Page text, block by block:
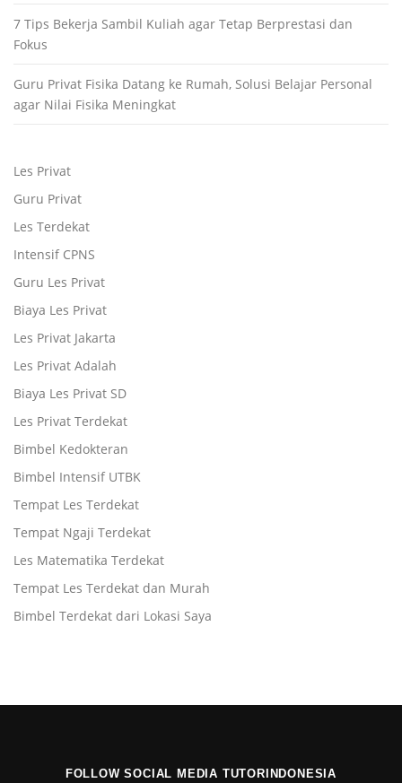
7 Tips Bekerja Sambil Kuliah agar Tetap Berprestasi dan
Fokus
Guru Privat Fisika Datang ke Rumah, Solusi Belajar Personal
agar Nilai Fisika Meningkat
Les Privat
Guru Privat
Les Terdekat
Intensif CPNS
Guru Les Privat
Biaya Les Privat
Les Privat Jakarta
Les Privat Adalah
Biaya Les Privat SD
Les Privat Terdekat
Bimbel Kedokteran
Bimbel Intensif UTBK
Tempat Les Terdekat
Tempat Ngaji Terdekat
Les Matematika Terdekat
Tempat Les Terdekat dan Murah
Bimbel Terdekat dari Lokasi Saya
FOLLOW SOCIAL MEDIA TUTORINDONESIA